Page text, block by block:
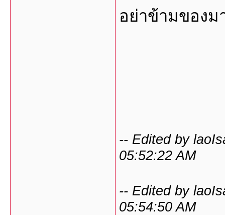
อย่าข้ามของม
-- Edited by
05:52:22 AM
-- Edited by
05:54:50 AM